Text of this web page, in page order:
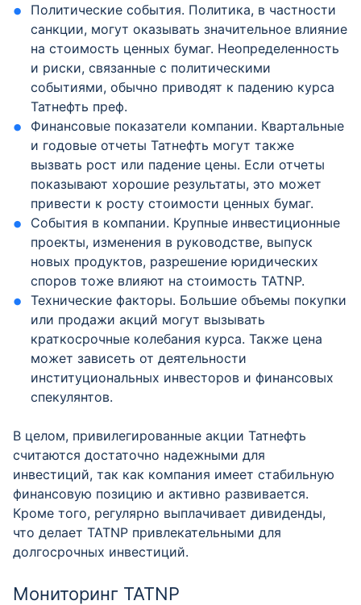
Политические события. Политика, в частности
санкции, могут оказывать значительное влияние
на стоимость ценных бумаг. Неопределенность
и риски, связанные с политическими
событиями, обычно приводят к падению курса
Татнефть преф.
Финансовые показатели компании. Квартальные
и годовые отчеты Татнефть могут также
вызвать рост или падение цены. Если отчеты
показывают хорошие результаты, это может
привести к росту стоимости ценных бумаг.
События в компании. Крупные инвестиционные
проекты, изменения в руководстве, выпуск
новых продуктов, разрешение юридических
споров тоже влияют на стоимость TATNP.
Технические факторы. Большие объемы покупки
или продажи акций могут вызывать
краткосрочные колебания курса. Также цена
может зависеть от деятельности
институциональных инвесторов и финансовых
спекулянтов.
В целом, привилегированные акции Татнефть
считаются достаточно надежными для
инвестиций, так как компания имеет стабильную
финансовую позицию и активно развивается.
Кроме того, регулярно выплачивает дивиденды,
что делает TATNP привлекательными для
долгосрочных инвестиций.
Мониторинг TATNP